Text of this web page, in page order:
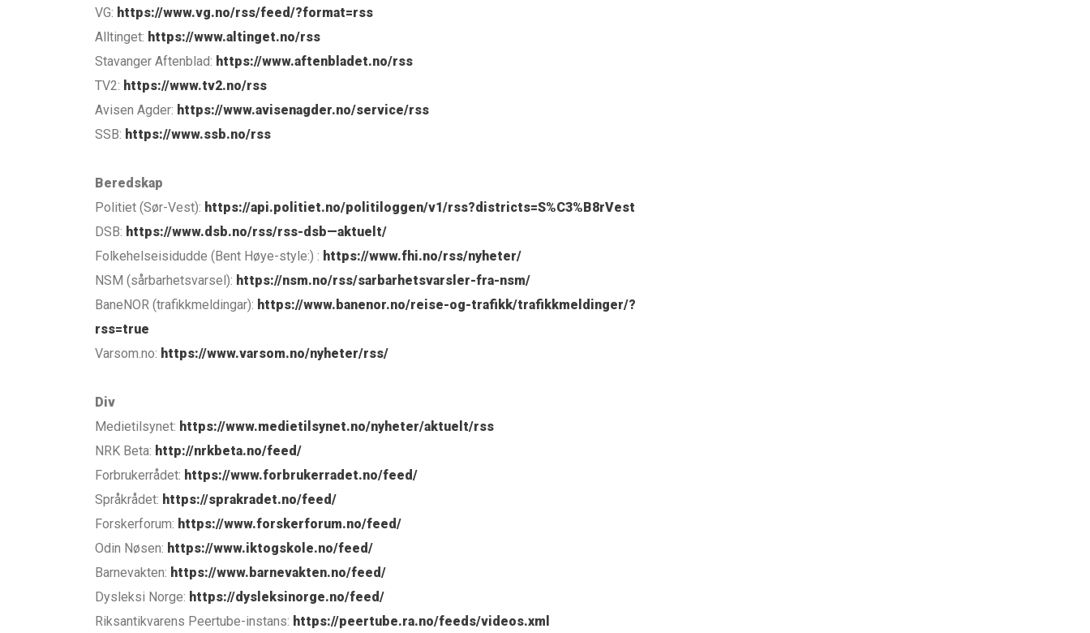
VG: https://www.vg.no/rss/feed/?format=rss
Alltinget: https://www.altinget.no/rss
Stavanger Aftenblad: https://www.aftenbladet.no/rss
TV2: https://www.tv2.no/rss
Avisen Agder: https://www.avisenagder.no/service/rss
SSB: https://www.ssb.no/rss
Beredskap
Politiet (Sør-Vest): https://api.politiet.no/politiloggen/v1/rss?districts=S%C3%B8rVest
DSB: https://www.dsb.no/rss/rss-dsb—aktuelt/
Folkehelseisidudde (Bent Høye-style:) : https://www.fhi.no/rss/nyheter/
NSM (sårbarhetsvarsel): https://nsm.no/rss/sarbarhetsvarsler-fra-nsm/
BaneNOR (trafikkmeldingar): https://www.banenor.no/reise-og-trafikk/trafikkmeldinger/?
rss=true
Varsom.no: https://www.varsom.no/nyheter/rss/
Div
Medietilsynet: https://www.medietilsynet.no/nyheter/aktuelt/rss
NRK Beta: http://nrkbeta.no/feed/
Forbrukerrådet: https://www.forbrukerradet.no/feed/
Språkrådet: https://sprakradet.no/feed/
Forskerforum: https://www.forskerforum.no/feed/
Odin Nøsen: https://www.iktogskole.no/feed/
Barnevakten: https://www.barnevakten.no/feed/
Dysleksi Norge: https://dysleksinorge.no/feed/
Riksantikvarens Peertube-instans: https://peertube.ra.no/feeds/videos.xml